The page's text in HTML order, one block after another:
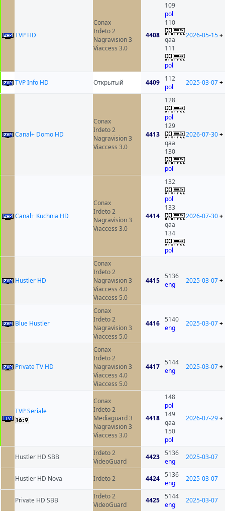
TVP HD
Conax
Irdeto 2
Nagravision 3
Viaccess 3.0
4408
109
pol
110
qaa
111
pol
2026-05-15+
TVP Info HD Открытый 4409
112
pol
2025-03-07+
Canal+ Domo HD
Conax
Irdeto 2
Nagravision 3
Viaccess 3.0
4413
128
pol
129
qaa
130
pol
2026-07-30+
Canal+ Kuchnia HD
Conax
Irdeto 2
Nagravision 3
Viaccess 3.0
4414
132
pol
133
qaa
134
pol
2026-07-30+
Hustler HD
Conax
Irdeto 2
Nagravision 3
Viaccess 4.0
Viaccess 5.0
4415
5136
eng
2025-03-07+
Blue Hustler
Conax
Irdeto 2
Nagravision 3
Viaccess 5.0
4416 5140
eng
2025-03-07+
Private TV HD
Conax
Irdeto 2
Nagravision 3
Viaccess 4.0
Viaccess 5.0
4417
5144
eng
2025-03-07+
TVP Seriale
Conax
Irdeto 2
Mediaguard 3
Nagravision 3
Viaccess 3.0
4418
148
pol
149
qaa
150
pol
2026-07-29+
Hustler HD SBB
Irdeto 2
VideoGuard
4423 5136
eng
2025-03-07
Hustler HD Nova Irdeto 2 4424 5136
eng
2025-03-07
Private HD SBB
Irdeto 2
VideoGuard
4425 5144
eng
2025-03-07